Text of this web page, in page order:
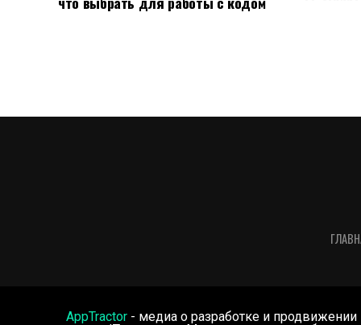
AppTractor - медиа о разработке и продвижении